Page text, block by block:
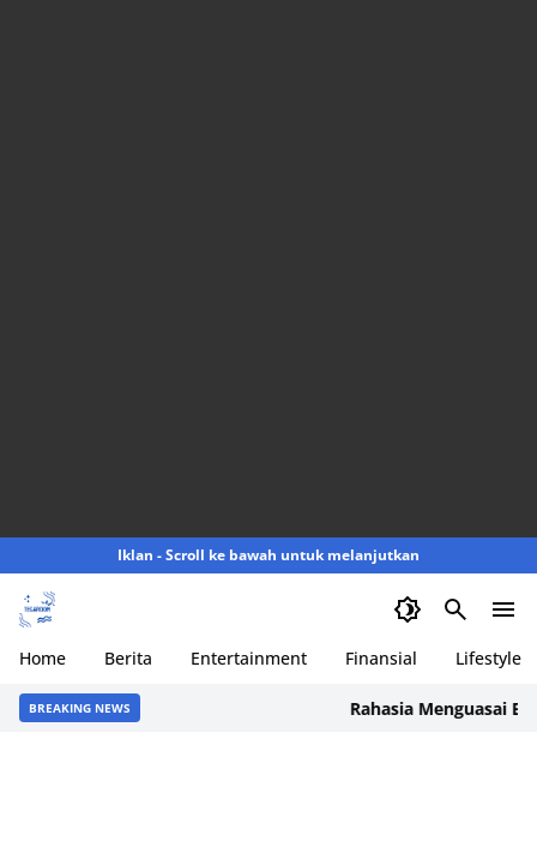
Iklan - Scroll ke bawah untuk melanjutkan
Home Berita Entertainment Finansial Lifestyle
BREAKING NEWS Rahasia Menguasai